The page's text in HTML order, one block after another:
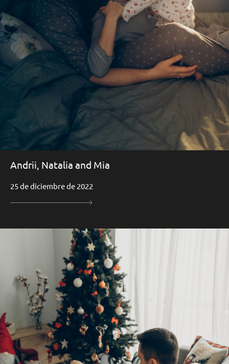
Andrii, Natalia and Mia
25 de diciembre de 2022